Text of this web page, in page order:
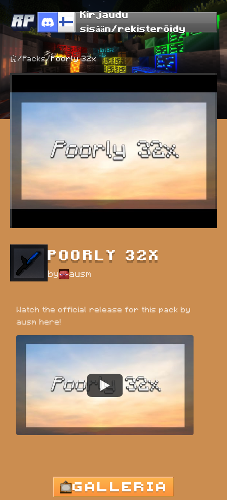
Kirjaudu
sisään/rekisteröidy
/ Packs/Poorly 32x
POORLY 32X
by ausm
Watch the official release for this pack by
ausm here!
GALLERIA